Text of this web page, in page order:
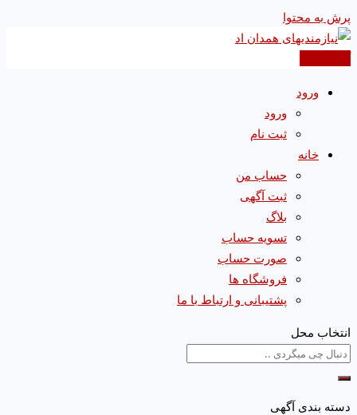
پرش به محتوا
ورود
ورود
ثبت نام
خانه
حساب من
ثبت آگهی
بلاگ
تسویه حساب
صورت حساب
فروشگاه ها
پشتیبانی و ارتباط با ما
انتخاب محل
دسته بندی آگهی